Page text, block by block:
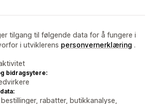
tilgang til følgende data for å fungere i
i utviklerens personvernerklæring .
bidragsytere:
rabatter, butikkanalyse,